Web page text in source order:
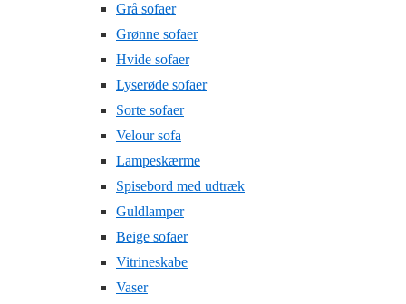
Grå sofaer
Grønne sofaer
Hvide sofaer
Lyserøde sofaer
Sorte sofaer
Velour sofa
Lampeskærme
Spisebord med udtræk
Guldlamper
Beige sofaer
Vitrineskabe
Vaser